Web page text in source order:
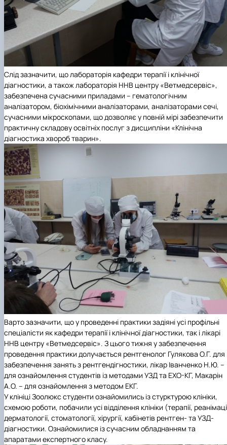
Слід зазначити, що лабораторія кафедри терапії і клінічної
діагностики, а також лабораторія ННВ центру «Ветмедсервіс»,
забезпечена сучасними приладами – гематологічним
аналізатором, біохімічними аналізаторами, аналізаторами сечі,
сучасними мікроскопами, що дозволяє у повній мірі забезпечити
практичну складову освітніх послуг з дисципліни «Клінічна
діагностика хвороб тварин».
Варто зазначити, що у проведенні практики задіяні усі профільні
спеціалісти як кафедри терапії і клінічної діагностики, так і лікарі
ННВ центру «Ветмедсервіс». З цього тижня у забезпечення
проведення практики долучається рентгенолог Гулякова О.Г. для
забезпечення занять з рентгендігностики, лікар Іванченко Н.Ю. –
для ознайомлення студентів із методами УЗД та ЕХО-КГ, Макарін
А.О. – для ознайомлення з методом ЕКГ.
У клініці Зоолюкс студенти ознайомились із стурктурою клініки,
схемою роботи, побачили усі відділення клініки (терапії,
дерматології, стоматології, хірургії, кабінетів рентген- та УЗД-
діагностики. Ознайомилися із сучасним обладнанням та
апаратами експертного класу.